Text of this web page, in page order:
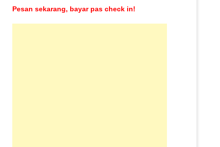
Pesan sekarang, bayar pas check in!